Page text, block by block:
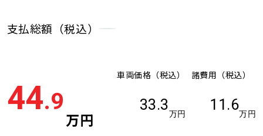
支払総額（税込）
44.9
万円
車両価格（税込）
33.3
万円
諸費用（税込）
11.6
万円